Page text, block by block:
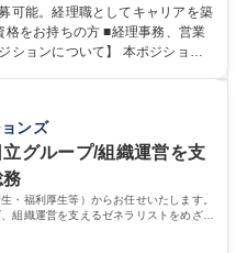
内稟議に
成 ■伝票処理、記帳業務 ■既存
■月次決算補助 ■四半期・年次決
可能。経理職としてキャリアを築
をお持ちの方 ■経理事務、営業
算・開示資料作成補助などへス
月ほぼなく、決算月でも10時間
身につけられる環境です。 学
修学校 高校 語学力： 資格：日商
ンズ
立グループ/組織運営を支
務
・福利厚生等）からお任せいたします。
組織運営を支えるゼネラリストをめざせ